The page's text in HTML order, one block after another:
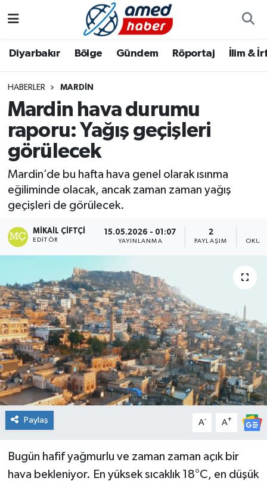
Diyarbakır Bölge Gündem Röportaj İlim &
HABERLER MARDIN
Mardin hava durumu
raporu: Yağış geçişleri
görülecek
Mardin’de bu hafta hava genel olarak ısınma
eğiliminde olacak, ancak zaman zaman yağış
geçişleri de görülecek.
MIKAIL ÇIFTÇI
EDITÖR
15.05.2026 - 01:07
YAYINLANMA
2
PAYLAŞIM
Paylaş A- A+
Bugün hafif yağmurlu ve zaman zaman açık bir
hava bekleniyor. En yüksek sıcaklık 18°C, en düşük
Bölge
Röportaj
Foto Galeri
Aile
Asayiş
Bilim & Teknoloji
Dünya
Eğitim
Ekonomi
Genel
Güncel
Gündem
İlim & İrfan
Kültür & Sanat
Sağlık
Diyarbakır Hava Durumu
Diyarbakır Namaz Vakitleri
Diyarbakır Trafik Yoğunluk Haritası
Tüm Manşetler
Son Dakika Haberleri
Haber Arşivi